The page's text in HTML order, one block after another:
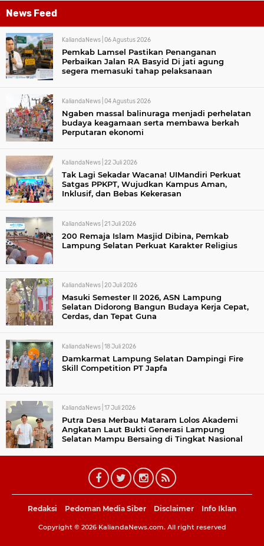
News Feed
KaliandaNews | 06 Agustus 2026
Pemkab Lamsel Pastikan Penanganan
Perbaikan Jalan RA Basyid Di jati agung
segera memasuki tahap pelaksanaan
KaliandaNews | 04 Agustus 2026
Ngaben massal balinuraga menjadi perhelatan
budaya keagamaan serta membawa berkah
Perputaran ekonomi
KaliandaNews | 22 Juli 2026
Tak Lagi Sekadar Wacana! UIMandiri Perkuat
Satgas PPKPT, Wujudkan Kampus Aman,
Inklusif, dan Bebas Kekerasan
KaliandaNews | 21 Juli 2026
200 Remaja Islam Masjid Dibina, Pemkab
Lampung Selatan Perkuat Karakter Religius
KaliandaNews | 20 Juli 2026
Masuki Semester II 2026, ASN Lampung
Selatan Didorong Bangun Budaya Kerja Cepat,
Cerdas, dan Tepat Guna
KaliandaNews | 18 Juli 2026
Damkarmat Lampung Selatan Dampingi Fire
Skill Competition PT Japfa
KaliandaNews | 17 Juli 2026
Putra Desa Merbau Mataram Lolos Akademi
Angkatan Laut Bukti Generasi Lampung
Selatan Mampu Bersaing di Tingkat Nasional
Redaksi Pedoman Media Siber Disclaimer Info Iklan
Copyright © 2026 KaliandaNews.com.All right reserved